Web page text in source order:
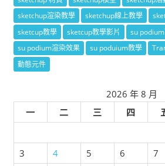
sketchup渲染教學
sketchup線上教學
sketcup教學
sketcup教學影片
su
su podium渲染效果
su poduium教學
動態元件
2026 年 8 月
一
二 三 四
3
4 5 6 7